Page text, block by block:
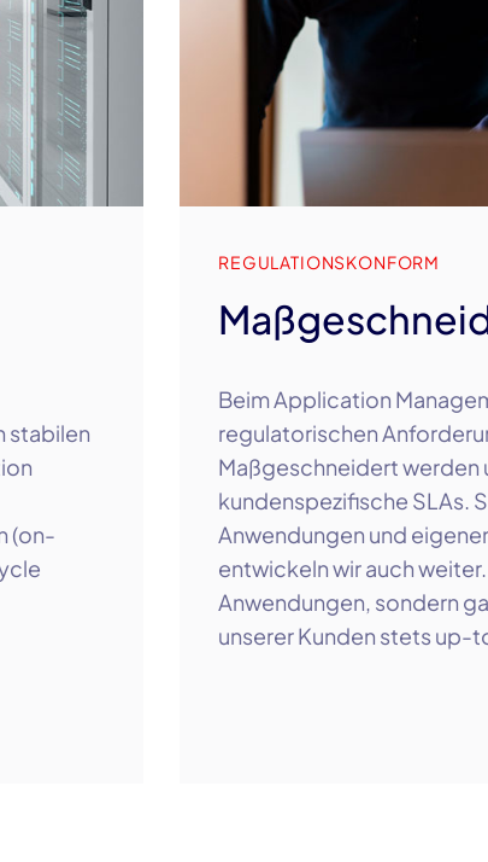
stabilen
(on-
REGULATIONSKONFORM
Beim Application
regulatorischen
Maßgeschneidert werden
kundenspezifische SLAs.
Anwendungen und
entwickeln wir auch
Anwendungen, sondern
unserer Kunden stets up-